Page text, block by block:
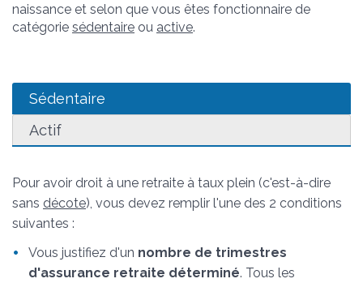
naissance et selon que vous êtes fonctionnaire de
catégorie sédentaire ou active.
Sédentaire
Actif
Pour avoir droit à une retraite à taux plein (c'est-à-dire
sans décote), vous devez remplir l'une des 2 conditions
suivantes :
Vous justifiez d'un nombre de trimestres
d'assurance retraite déterminé. Tous les